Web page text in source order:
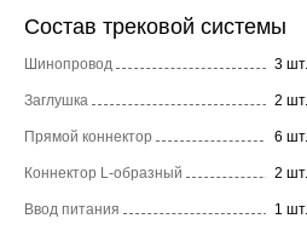
Состав трековой системы
Шинопровод 3 шт.
Заглушка 2 шт.
Прямой коннектор 6 шт.
Коннектор L-образный 2 шт.
Ввод питания 1 шт.